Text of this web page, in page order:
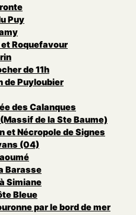
Puy
Roquefavour
de 11h
de Puyloubier
des Calanques
de la Ste Baume)
et Nécropole de Signes
(04)
Barasse
Simiane
Bleue
par le bord de mer